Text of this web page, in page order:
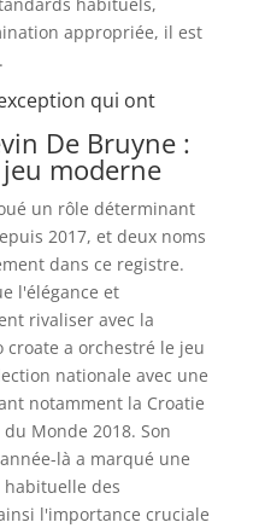
appropriée, il est
qui ont
De Bruyne :
moderne
un rôle déterminant
2017, et deux noms
dans ce registre.
l'élégance et
rivaliser avec la
croate a orchestré le jeu
nationale avec une
notamment la Croatie
Monde 2018. Son
là a marqué une
des
l'importance cruciale